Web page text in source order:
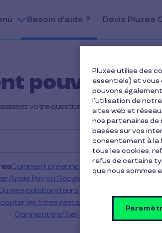
Besoin d'aide ? Devis Pluxee
pouvons
votre question dans le champ ou
Comment créer mon compte ?
Comment
Apple Pay ou Google Pay pour payer avec
mes collaborateurs peuvent-ils utiliser
les titres-restaurant si je suis
Comment s'affilier au réseau Chèques
Pluxee utilise des
essentiels) et vous
pouvons
l’utilisation de
sites web et
nos partenaires de
basées sur vos
consentement à la
tous les cookies,
refus de certains
que nous sommes